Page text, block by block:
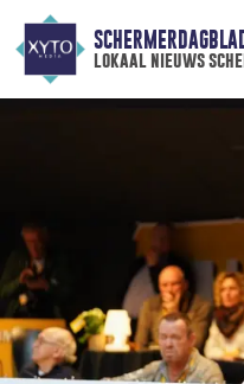
lokaal nieuws